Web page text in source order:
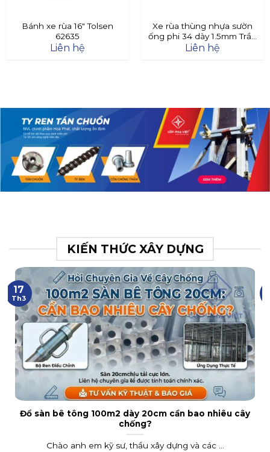
Bánh xe rùa 16″ Tolsen
62635
Liên hệ
Xe rùa thùng nhựa sườn
ống phi 34 dày 1.5mm Trần
Đà
Liên hệ
KIẾN THỨC XÂY DỰNG
Đổ sàn bê tông 100m2 dày 20cm cần bao nhiêu cây
chống?
Chào anh em kỹ sư, thầu xây dựng và các ...
17
Th3